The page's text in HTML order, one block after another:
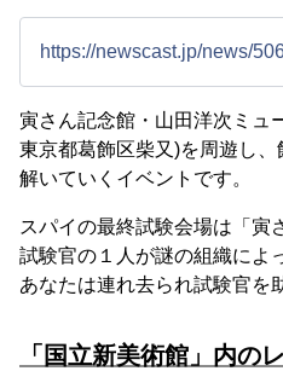
https://newscast.jp/news/
寅さん記念館・山田洋次ミュ
東京都葛飾区柴又)を周遊し
解いていくイベントです。
スパイの最終試験会場は「寅
試験官の１人が謎の組織によ
あなたは連れ去られ試験官を
「国立新美術館」内の